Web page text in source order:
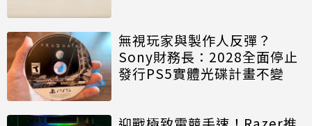
無視玩家與製作人反彈？
Sony財務長：2028全面停止
發行PS5實體光碟計畫不變